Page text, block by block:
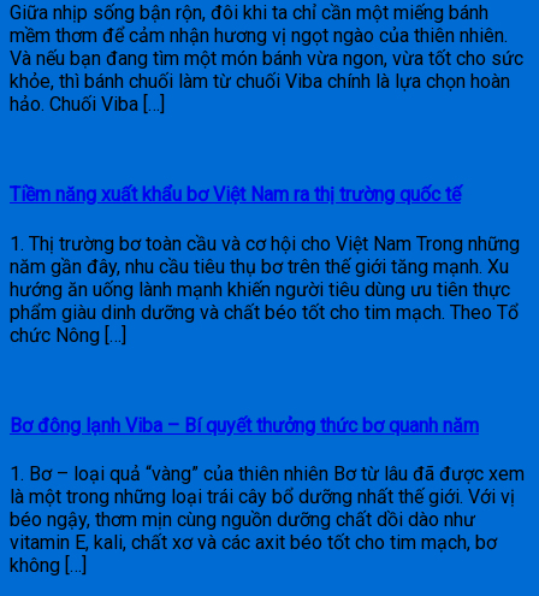
Giữa nhịp sống bận rộn, đôi khi ta chỉ cần một miếng bánh
mềm thơm để cảm nhận hương vị ngọt ngào của thiên nhiên.
Và nếu bạn đang tìm một món bánh vừa ngon, vừa tốt cho sức
khỏe, thì bánh chuối làm từ chuối Viba chính là lựa chọn hoàn
hảo. Chuối Viba […]
Tiềm năng xuất khẩu bơ Việt Nam ra thị trường quốc tế
1. Thị trường bơ toàn cầu và cơ hội cho Việt Nam Trong những
năm gần đây, nhu cầu tiêu thụ bơ trên thế giới tăng mạnh. Xu
hướng ăn uống lành mạnh khiến người tiêu dùng ưu tiên thực
phẩm giàu dinh dưỡng và chất béo tốt cho tim mạch. Theo Tổ
chức Nông […]
Bơ đông lạnh Viba – Bí quyết thưởng thức bơ quanh năm
1. Bơ – loại quả “vàng” của thiên nhiên Bơ từ lâu đã được xem
là một trong những loại trái cây bổ dưỡng nhất thế giới. Với vị
béo ngậy, thơm mịn cùng nguồn dưỡng chất dồi dào như
vitamin E, kali, chất xơ và các axit béo tốt cho tim mạch, bơ
không […]